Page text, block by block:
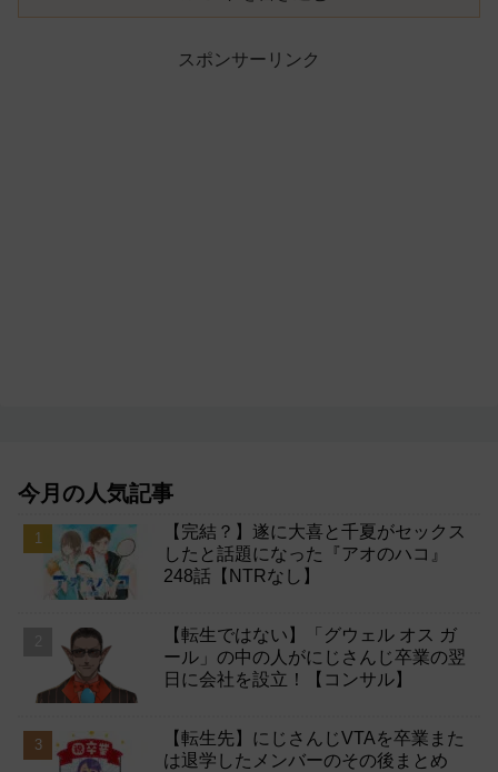
スポンサーリンク
今月の人気記事
【完結？】遂に大喜と千夏がセックス
したと話題になった『アオのハコ』
248話【NTRなし】
【転生ではない】「グウェル オス ガ
ール」の中の人がにじさんじ卒業の翌
日に会社を設立！【コンサル】
【転生先】にじさんじVTAを卒業また
は退学したメンバーのその後まとめ